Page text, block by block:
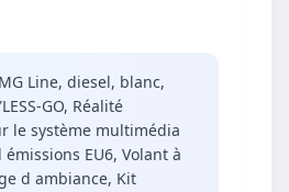
Line, diesel, blanc,
GO, Réalité
le système multimédia
émissions EU6, Volant à
d ambiance, Kit